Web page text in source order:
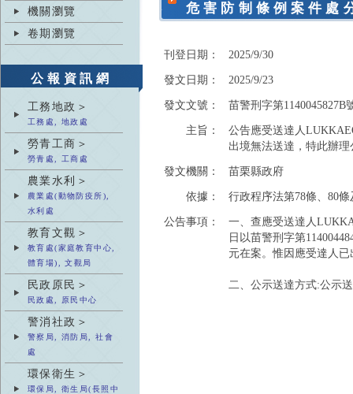
機關瀏覽
卷期瀏覽
公報資訊網
工務地政＞
工務處, 地政處
勞青工商＞
勞青處, 工商處
農業水利＞
農業處(動物防疫所),
水利處
教育文觀＞
教育處(家庭教育中心,
體育場), 文觀局
民政原民＞
民政處, 原民中心
警消社政＞
警察局, 消防局, 社會
處
環保衛生＞
環保局, 衛生局(長照中
危害防制條例案件處
刊登日期：
2025/9/30
發文日期：
2025/9/23
發文文號：
苗警刑字第1140045827B
主旨：
公告應受送達人
出境無法送達，特此辦
發文機關：
苗栗縣政府
依據：
行政程序法第78條、80條
公告事項：
一、查應受送達人
日以苗警刑字第
元在案。惟因應受達人
二、公示送達方式:公示